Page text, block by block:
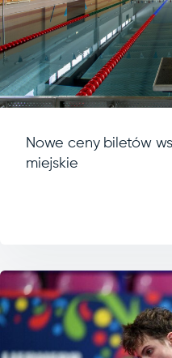
Nowe ceny biletów
miejskie